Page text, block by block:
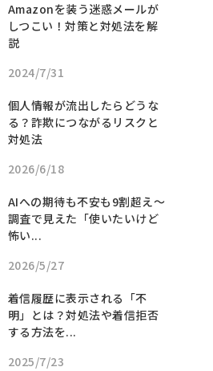
Amazonを装う迷惑メールが
しつこい！対策と対処法を解
説
2024/7/31
個人情報が流出したらどうな
る？詐欺につながるリスクと
対処法
2026/6/18
AIへの期待も不安も9割超え〜
調査で見えた「使いたいけど
怖い...
2026/5/27
着信履歴に表示される「不
明」とは？対処法や着信拒否
する方法を...
2025/7/23